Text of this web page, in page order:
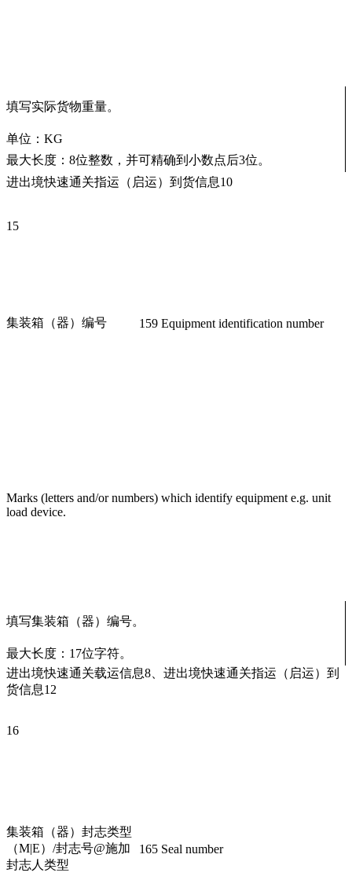
填写实际货物重量。
单位：KG
最大长度：8位整数，并可精确到小数点后3位。
进出境快速通关指运（启运）到货信息10
15
集装箱（器）编号 159 Equipment identification number
Marks (letters and/or numbers) which identify equipment e.g. unit
load device.
填写集装箱（器）编号。
最大长度：17位字符。
进出境快速通关载运信息8、进出境快速通关指运（启运）到
货信息12
16
集装箱（器）封志类型
（M|E）/封志号@施加
封志人类型
165 Seal number